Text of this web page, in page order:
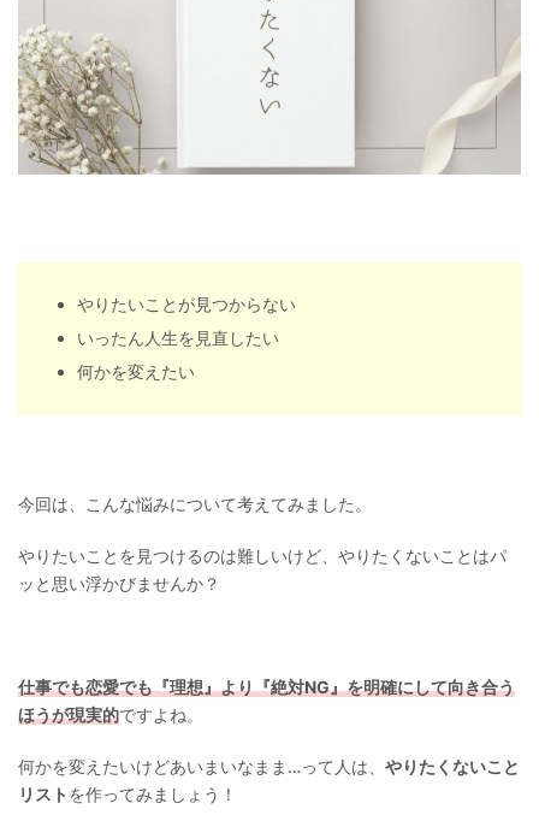
やりたいことが見つからない
いったん人生を見直したい
何かを変えたい
今回は、こんな悩みについて考えてみました。
やりたいことを見つけるのは難しいけど、やりたくないことはパ
ッと思い浮かびませんか？
仕事でも恋愛でも『理想』より『絶対NG』を明確にして向き合う
ほうが現実的ですよね。
何かを変えたいけどあいまいなまま…って人は、 やりたくないこと
リスト を作ってみましょう！